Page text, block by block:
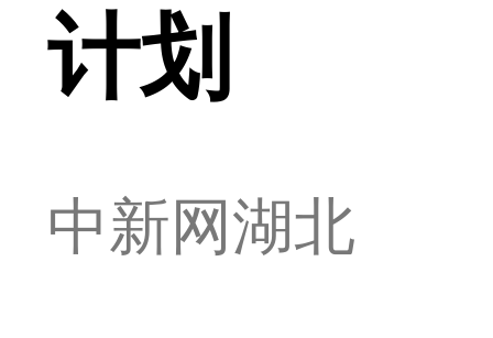
计划
中新网湖北